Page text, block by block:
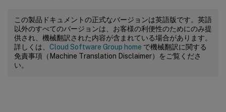
この製品ドキュメントの正式なバージョンは英語版です。英語
以外のすべてのバージョンは、お客様の利便性のためにのみ提
供され、機械翻訳された内容が含まれている場合があります。
詳しくは、 Cloud Software Group home で機械翻訳に関する
免責事項（Machine Translation Disclaimer）をご覧くださ
い。